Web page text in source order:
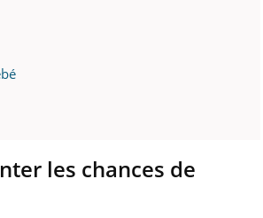
les chances de